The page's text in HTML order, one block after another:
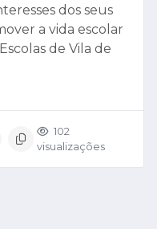
dos seus
a vida escolar
de Vila de
102
visualizações